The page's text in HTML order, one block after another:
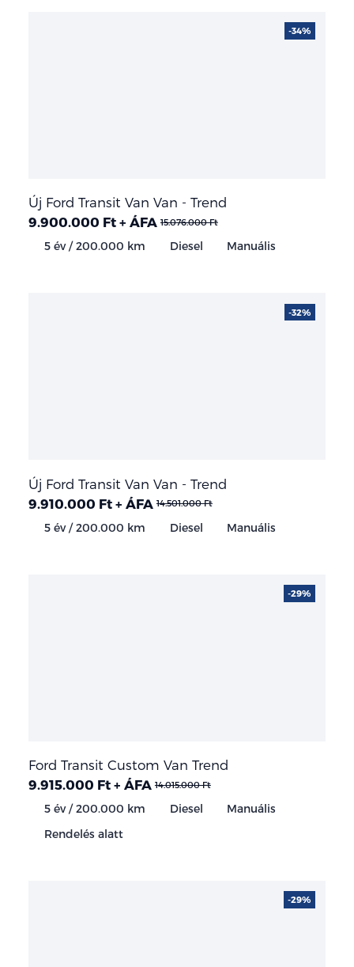
Új Ford Transit Van Van - Trend
9.900.000 Ft + ÁFA 15.076.000 Ft
5 év / 200.000 km Diesel Manuális
-34%
Új Ford Transit Van Van - Trend
9.910.000 Ft + ÁFA 14.501.000 Ft
5 év / 200.000 km Diesel Manuális
-32%
Ford Transit Custom Van Trend
9.915.000 Ft + ÁFA 14.015.000 Ft
5 év / 200.000 km Diesel
Manuális
Rendelés alatt
-29%
-29%